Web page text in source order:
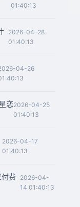
01:40:13
2026-04-28
01:40:13
04-26
恋2026-04-25
01:40:13
2026-04-17
01:40:13
费
2026-04-
14 01:40:13